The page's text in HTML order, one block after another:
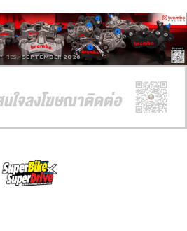
SEPTEMBER 2026